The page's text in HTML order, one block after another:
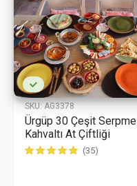
SKU:AG3378
Ürgüp 30 Çeşit Serpme
Kahvaltı At Çiftliği
(35)